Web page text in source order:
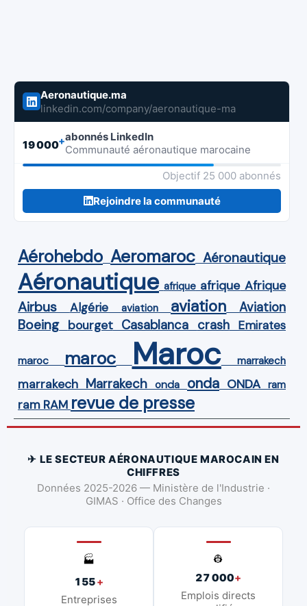
Aeronautique.ma
linkedin.com/company/aeronautique-ma
19 000+abonnés LinkedIn
Communauté aéronautique marocaine
Objectif 25 000 abonnés
Rejoindre la communauté
Aérohebdo Aeromaroc Aéronautique
Aéronautique afrique afrique Afrique
Airbus Algérie aviation aviation Aviation
Boeing bourget Casablanca crash Emirates
maroc maroc Maroc marrakech
marrakech Marrakech onda onda ONDA ram
ram RAM revue de presse
✈ LE SECTEUR AÉRONAUTIQUE MAROCAIN EN
CHIFFRES
Données 2025-2026 — Ministère de l'Industrie ·
GIMAS · Office des Changes
🏭
155+
Entreprises
👷
27 000+
Emplois directs